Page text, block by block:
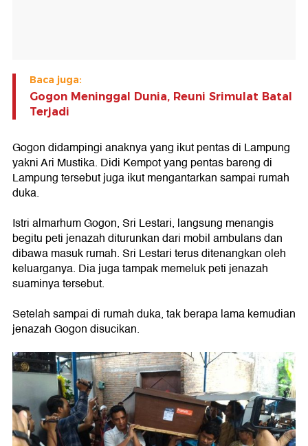
Baca juga:
Gogon Meninggal Dunia, Reuni Srimulat Batal
Terjadi
Gogon didampingi anaknya yang ikut pentas di Lampung
yakni Ari Mustika. Didi Kempot yang pentas bareng di
Lampung tersebut juga ikut mengantarkan sampai rumah
duka.
Istri almarhum Gogon, Sri Lestari, langsung menangis
begitu peti jenazah diturunkan dari mobil ambulans dan
dibawa masuk rumah. Sri Lestari terus ditenangkan oleh
keluarganya. Dia juga tampak memeluk peti jenazah
suaminya tersebut.
Setelah sampai di rumah duka, tak berapa lama kemudian
jenazah Gogon disucikan.